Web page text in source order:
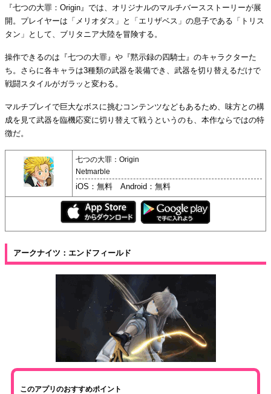
『七つの大罪：Origin』では、オリジナルのマルチバースストーリーが展
開。プレイヤーは「メリオダス」と「エリザベス」の息子である「トリス
タン」として、ブリタニア大陸を冒険する。
操作できるのは『七つの大罪』や『黙示録の四騎士』のキャラクターた
ち。さらに各キャラは3種類の武器を装備でき、武器を切り替えるだけで
戦闘スタイルがガラッと変わる。
マルチプレイで巨大なボスに挑むコンテンツなどもあるため、味方との構
成を見て武器を臨機応変に切り替えて戦うというのも、本作ならではの特
徴だ。
七つの大罪：Origin
Netmarble
iOS：無料 Android：無料
アークナイツ：エンドフィールド
このアプリのおすすめポイント